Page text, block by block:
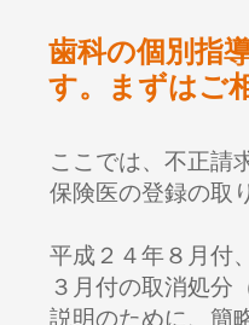
歯科の個別指
す。まずはご
ここでは、不正請
保険医の登録の取
平成２４年８月付
３月付の取消処分
説明のために、簡